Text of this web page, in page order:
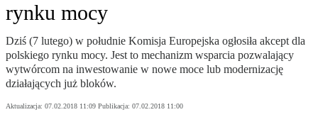
rynku mocy
Dziś (7 lutego) w południe Komisja Europejska ogłosiła akcept dla
polskiego rynku mocy. Jest to mechanizm wsparcia pozwalający
wytwórcom na inwestowanie w nowe moce lub modernizację
działających już bloków.
Aktualizacja: 07.02.2018 11:09 Publikacja: 07.02.2018 11:00